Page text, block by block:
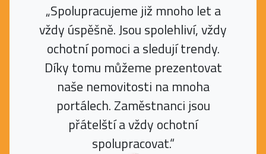
„Spolupracujeme již mnoho let a
vždy úspěšně. Jsou spolehliví, vždy
ochotní pomoci a sledují trendy.
Díky tomu můžeme prezentovat
naše nemovitosti na mnoha
portálech. Zaměstnanci jsou
přátelští a vždy ochotní
spolupracovat.“